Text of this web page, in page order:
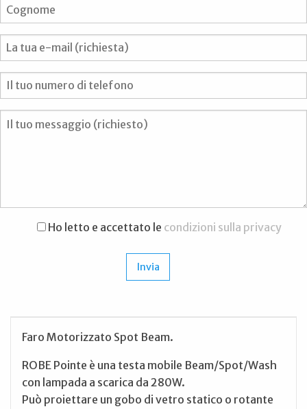
Ho letto e accettato le condizioni sulla privacy
Faro Motorizzato Spot Beam.
ROBE Pointe è una testa mobile Beam/Spot/Wash
con lampada a scarica da 280W.
Può proiettare un gobo di vetro statico o rotante